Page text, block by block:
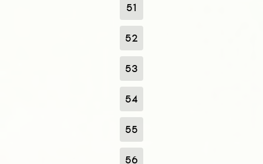
51
52
53
54
55
56